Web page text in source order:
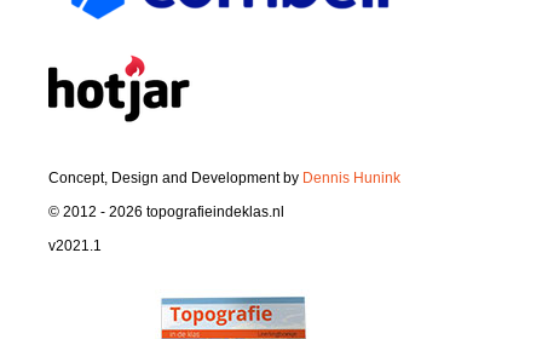
Concept, Design and Development by Dennis Hunink
© 2012 - 2026 topografieindeklas.nl
v2021.1